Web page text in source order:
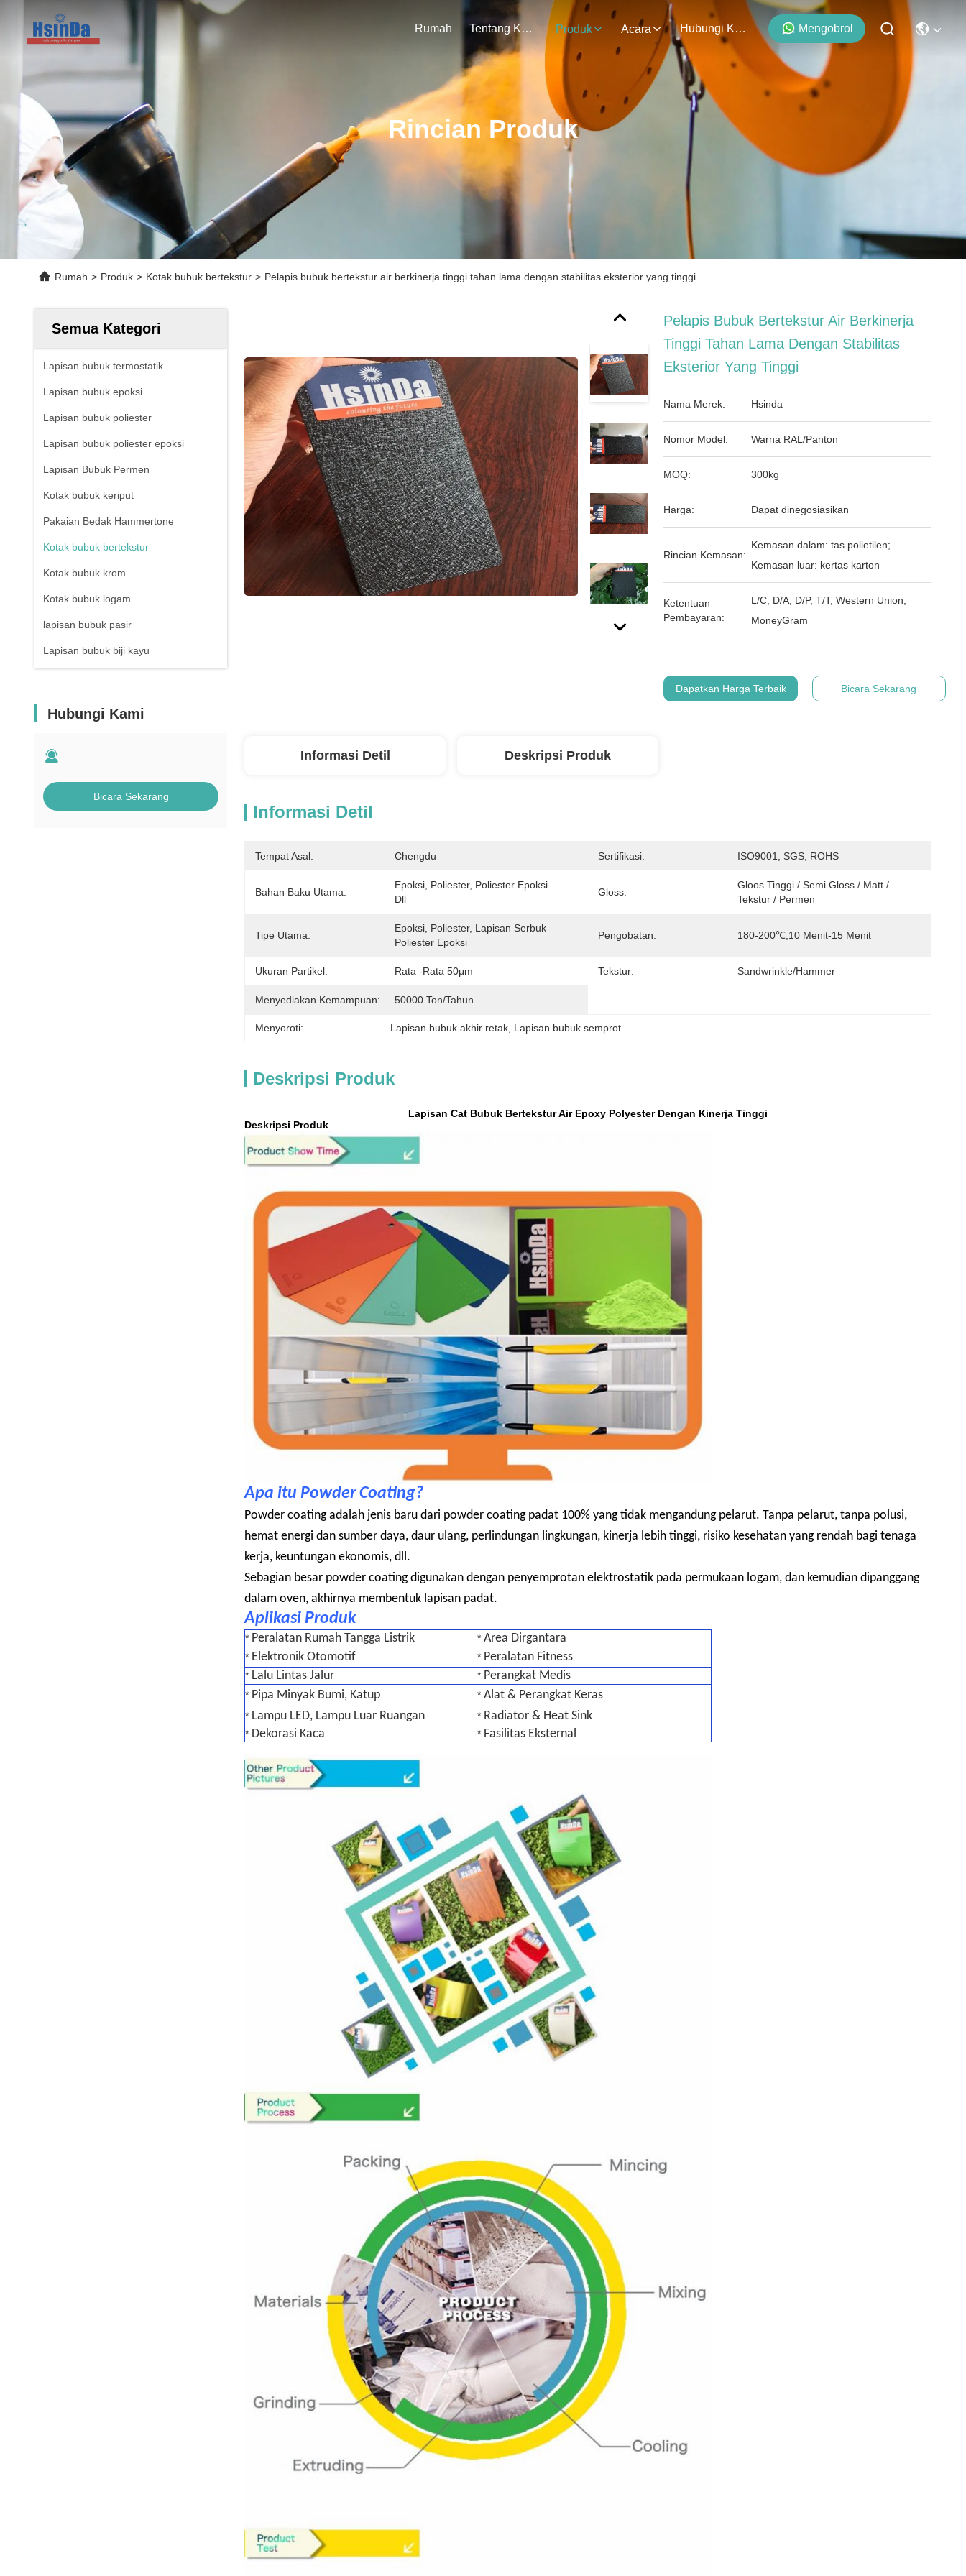
Rumah Tentang Kami Produk Acara Hubungi Kami Mengobrol
Rincian Produk
Rumah > Produk > Kotak bubuk bertekstur > Pelapis bubuk bertekstur air berkinerja tinggi tahan lama dengan stabilitas eksterior yang tinggi
Semua Kategori
Lapisan bubuk termostatik
Lapisan bubuk epoksi
Lapisan bubuk poliester
Lapisan bubuk poliester epoksi
Lapisan Bubuk Permen
Kotak bubuk keriput
Pakaian Bedak Hammertone
Kotak bubuk bertekstur
Kotak bubuk krom
Kotak bubuk logam
lapisan bubuk pasir
Lapisan bubuk biji kayu
Hubungi Kami
Bicara Sekarang
Pelapis Bubuk Bertekstur Air Berkinerja
Tinggi Tahan Lama Dengan Stabilitas
Eksterior Yang Tinggi
Nama Merek: Hsinda
Nomor Model: Warna RAL/Panton
MOQ: 300kg
Harga: Dapat dinegosiasikan
Rincian Kemasan:
Kemasan dalam: tas polietilen;
Kemasan luar: kertas karton
Ketentuan
Pembayaran:
L/C, D/A, D/P, T/T, Western Union,
MoneyGram
Dapatkan Harga Terbaik Bicara Sekarang
Informasi Detil Deskripsi Produk
Informasi Detil
Tempat Asal: Chengdu Sertifikasi: ISO9001; SGS; ROHS
Bahan Baku Utama:
Epoksi, Poliester, Poliester Epoksi
Dll
Gloss:
Gloos Tinggi / Semi Gloss / Matt /
Tekstur / Permen
Tipe Utama:
Epoksi, Poliester, Lapisan Serbuk
Poliester Epoksi
Pengobatan: 180-200℃,10 Menit-15 Menit
Ukuran Partikel: Rata -rata 50μm Tekstur: Sandwrinkle/Hammer
Menyediakan Kemampuan: 50000 Ton/tahun
Menyoroti: Lapisan bubuk akhir retak Lapisan bubuk semprot
Deskripsi Produk
Lapisan Cat Bubuk Bertekstur Air Epoxy Polyester Dengan Kinerja Tinggi
Deskripsi Produk
Apa itu Powder Coating?
Powder coating adalah jenis baru dari powder coating padat 100% yang tidak mengandung pelarut. Tanpa pelarut, tanpa polusi,
hemat energi dan sumber daya, daur ulang, perlindungan lingkungan, kinerja lebih tinggi, risiko kesehatan yang rendah bagi tenaga
kerja, keuntungan ekonomis, dll.
Sebagian besar powder coating digunakan dengan penyemprotan elektrostatik pada permukaan logam, dan kemudian dipanggang
dalam oven, akhirnya membentuk lapisan padat.
Aplikasi Produk
* Peralatan Rumah Tangga Listrik * Area Dirgantara
* Elektronik Otomotif * Peralatan Fitness
* Lalu Lintas Jalur * Perangkat Medis
* Pipa Minyak Bumi, Katup * Alat & Perangkat Keras
* Lampu LED, Lampu Luar Ruangan * Radiator & Heat Sink
* Dekorasi Kaca * Fasilitas Eksternal